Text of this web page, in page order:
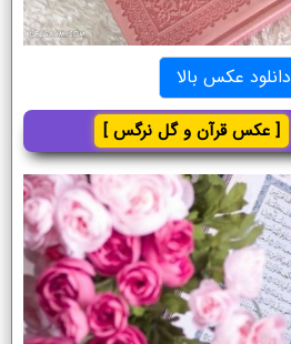
دانلود عکس بالا
[ عکس قرآن و گل نرگس ]